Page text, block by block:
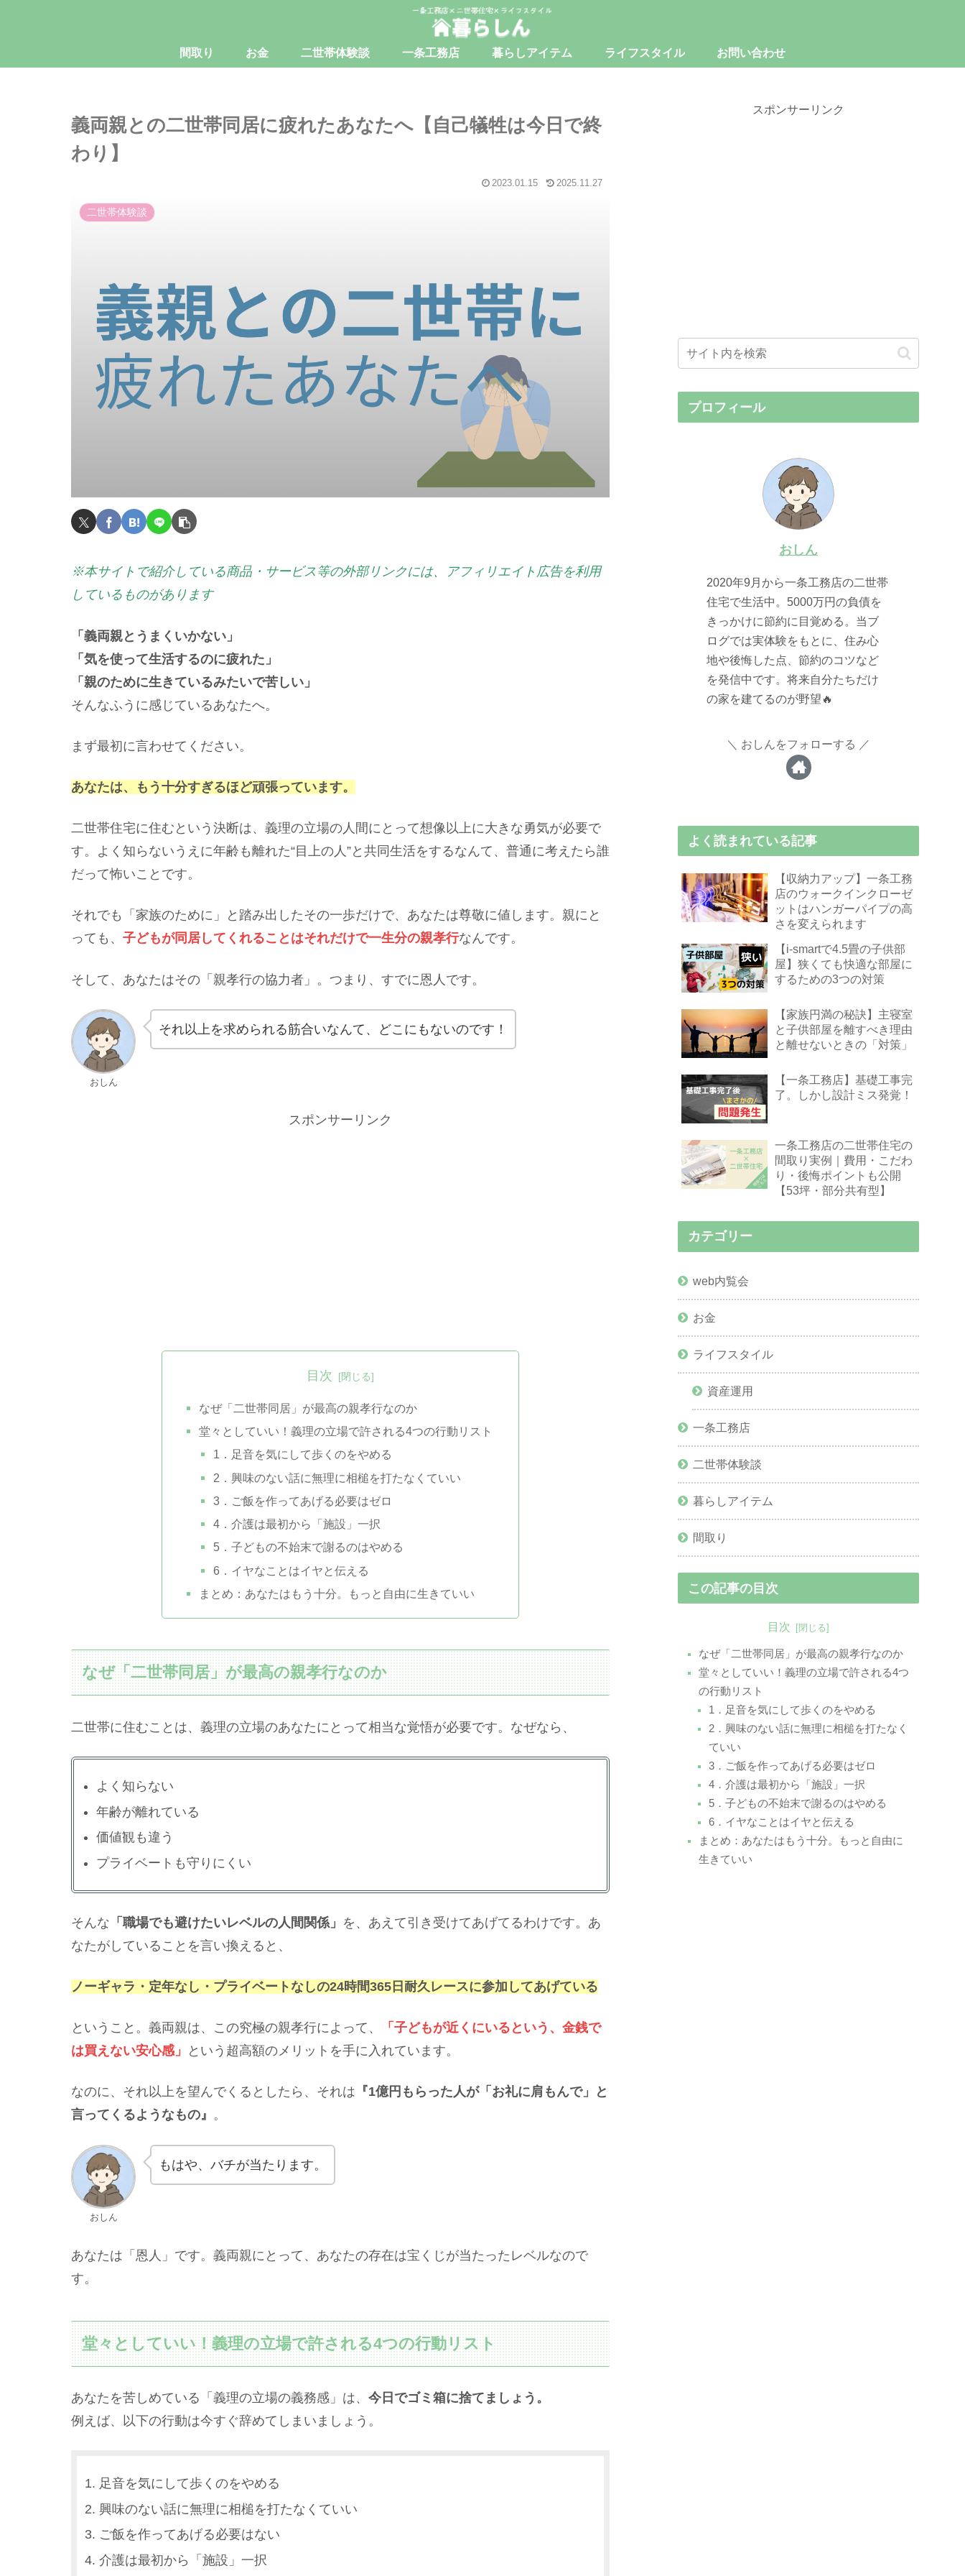
間取り お金 二世帯体験談 一条工務店 暮らしアイテム ライフスタイル お問い合わせ
義両親との二世帯同居に疲れたあなたへ【自己犠牲は今日で終
わり】
2023.01.15 2025.11.27
二世帯体験談
※本サイトで紹介している商品・サービス等の外部リンクには、アフィリエイト広告を利用
しているものがあります
「義両親とうまくいかない」
「気を使って生活するのに疲れた」
「親のために生きているみたいで苦しい」
そんなふうに感じているあなたへ。
まず最初に言わせてください。
あなたは、もう十分すぎるほど頑張っています。
二世帯住宅に住むという決断は、義理の立場の人間にとって想像以上に大きな勇気が必要で
す。よく知らないうえに年齢も離れた“目上の人”と共同生活をするなんて、普通に考えたら誰
だって怖いことです。
それでも「家族のために」と踏み出したその一歩だけで、あなたは尊敬に値します。親にと
っても、 子どもが同居してくれることはそれだけで一生分の親孝行なんです。
そして、あなたはその「親孝行の協力者」。つまり、すでに恩人です。
おしん
それ以上を求められる筋合いなんて、どこにもないのです！
スポンサーリンク
目次
なぜ「二世帯同居」が最高の親孝行なのか
堂々としていい！義理の立場で許される4つの行動リスト
1．足音を気にして歩くのをやめる
2．興味のない話に無理に相槌を打たなくていい
3．ご飯を作ってあげる必要はゼロ
4．介護は最初から「施設」一択
5．子どもの不始末で謝るのはやめる
6．イヤなことはイヤと伝える
まとめ：あなたはもう十分。もっと自由に生きていい
なぜ「二世帯同居」が最高の親孝行なのか
二世帯に住むことは、義理の立場のあなたにとって相当な覚悟が必要です。なぜなら、
よく知らない
年齢が離れている
価値観も違う
プライベートも守りにくい
そんな 「職場でも避けたいレベルの人間関係」 を、あえて引き受けてあげてるわけです。あ
なたがしていることを言い換えると、
ノーギャラ・定年なし・プライベートなしの24時間365日耐久レースに参加してあげている
ということ。義両親は、この究極の親孝行によって、
「子どもが近くにいるという、金銭で
は買えない安心感」 という超高額のメリットを手に入れています。
なのに、それ以上を望んでくるとしたら、それは 『1億円もらった人が「お礼に肩もんで」と
言ってくるようなもの』 。
おしん
もはや、バチが当たります。
あなたは「恩人」です。義両親にとって、あなたの存在は宝くじが当たったレベルなので
す。
堂々としていい！義理の立場で許される4つの行動リスト
あなたを苦しめている「義理の立場の義務感」は、 今日でゴミ箱に捨てましょう。
例えば、以下の行動は今すぐ辞めてしまいましょう。
足音を気にして歩くのをやめる
興味のない話に無理に相槌を打たなくていい
ご飯を作ってあげる必要はない
介護は最初から「施設」一択
スポンサーリンク
プロフィール
おしん
2020年9月から一条工務店の二世帯
住宅で生活中。5000万円の負債を
きっかけに節約に目覚める。当ブ
ログでは実体験をもとに、住み心
地や後悔した点、節約のコツなど
を発信中です。将来自分たちだけ
の家を建てるのが野望🔥
おしんをフォローする
よく読まれている記事
【収納力アップ】一条工務
店のウォークインクローゼ
ットはハンガーパイプの高
さを変えられます
【i-smartで4.5畳の子供部
屋】狭くても快適な部屋に
するための3つの対策
【家族円満の秘訣】主寝室
と子供部屋を離すべき理由
と離せないときの「対策」
【一条工務店】基礎工事完
了。しかし設計ミス発覚！
一条工務店の二世帯住宅の
間取り実例｜費用・こだわ
り・後悔ポイントも公開
【53坪・部分共有型】
カテゴリー
web内覧会
お金
ライフスタイル
資産運用
一条工務店
二世帯体験談
暮らしアイテム
間取り
この記事の目次
目次
なぜ「二世帯同居」が最高の親孝行なのか
堂々としていい！義理の立場で許される4つ
の行動リスト
1．足音を気にして歩くのをやめる
2．興味のない話に無理に相槌を打たなく
ていい
3．ご飯を作ってあげる必要はゼロ
4．介護は最初から「施設」一択
5．子どもの不始末で謝るのはやめる
6．イヤなことはイヤと伝える
まとめ：あなたはもう十分。もっと自由に
生きていい